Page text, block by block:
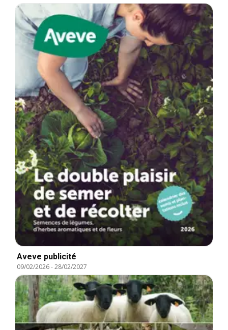
Aveve publicité
09/02/2026-28/02/2027